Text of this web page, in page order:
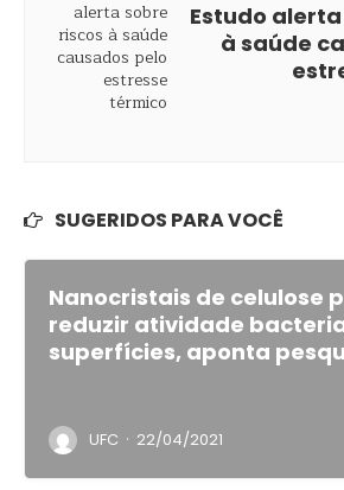
Estudo
à saúde
SUGERIDOS PARA VOCÊ
Nanocristais de celulose
reduzir atividade
superfícies, aponta
UFC · 22/04/2021